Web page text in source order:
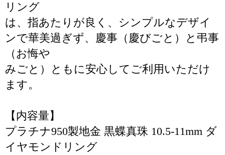
リング
は、指あたりが良く、シンプルなデザイ
ンで華美過ぎず、慶事（慶びごと）と弔事
（お悔や
みごと）ともに安心してご利用いただけ
ます。
【内容量】
プラチナ950製地金 黒蝶真珠 10.5-11mm ダ
イヤモンドリング